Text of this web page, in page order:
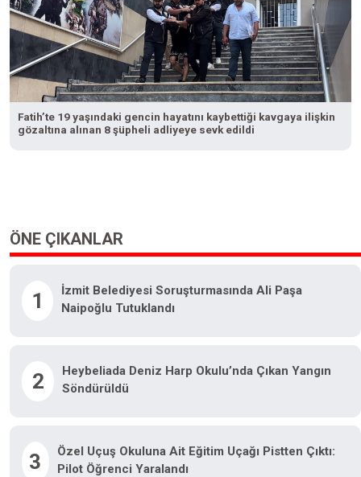
Fatih’te 19 yaşındaki gencin hayatını kaybettiği kavgaya ilişkin
gözaltına alınan 8 şüpheli adliyeye sevk edildi
ÖNE ÇIKANLAR
1
İzmit Belediyesi Soruşturmasında Ali Paşa
Naipoğlu Tutuklandı
2
Heybeliada Deniz Harp Okulu’nda Çıkan Yangın
Söndürüldü
3
Özel Uçuş Okuluna Ait Eğitim Uçağı Pistten Çıktı:
Pilot Öğrenci Yaralandı